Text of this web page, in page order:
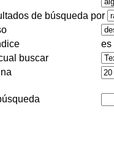
de búsqueda por
es
buscar